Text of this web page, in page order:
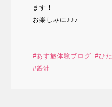
ます！
お楽しみに♪♪♪
あす旅体験ブログ ひ
醤油